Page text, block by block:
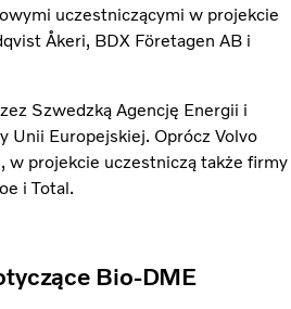
uczestniczącymi w projekcie
Åkeri, BDX Företagen AB i
Szwedzką Agencję Energii i
Unii Europejskiej. Oprócz Volvo
w projekcie uczestniczą także firmy
i Total.
Bio-DME